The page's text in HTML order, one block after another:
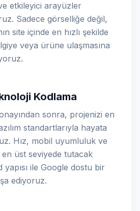
etkileyici arayüzler
Sadece görselliğe değil,
site içinde en hızlı şekilde
veya ürüne ulaşmasına
Kodlama
sonra, projenizi en
standartlarıyla hayata
Hız, mobil uyumluluk ve
üst seviyede tutacak
yapısı ile Google dostu bir
ediyoruz.